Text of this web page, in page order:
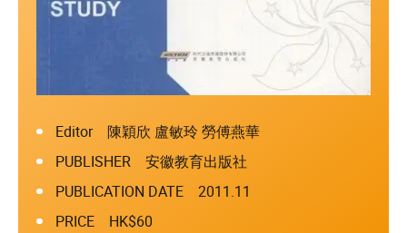
Editor 陳穎欣 盧敏玲 勞傅燕華
PUBLISHER 安徽教育出版社
PUBLICATION DATE 2011.11
PRICE HK$60